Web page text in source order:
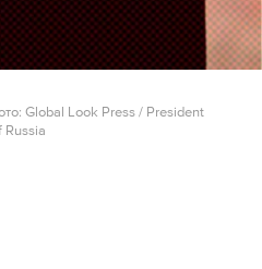
Global Look Press / President
Russia